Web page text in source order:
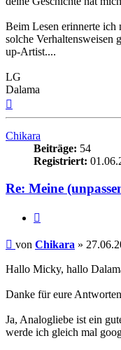
Beim Lesen erinnerte ich
solche Verhaltensweisen
up-Artist....
LG
Dalama
Chikara
Beiträge: 54
Registriert:
Re: Meine
Beitrag
von Chikara »
Hallo Micky, hallo
Danke für eure
Ja, Analogliebe ist ein
werde ich gleich mal